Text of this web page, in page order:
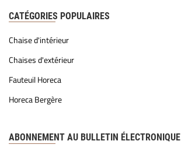
CATÉGORIES POPULAIRES
Chaise d'intérieur
Chaises d'extérieur
Fauteuil Horeca
Horeca Bergère
ABONNEMENT AU BULLETIN ÉLECTRONIQUE